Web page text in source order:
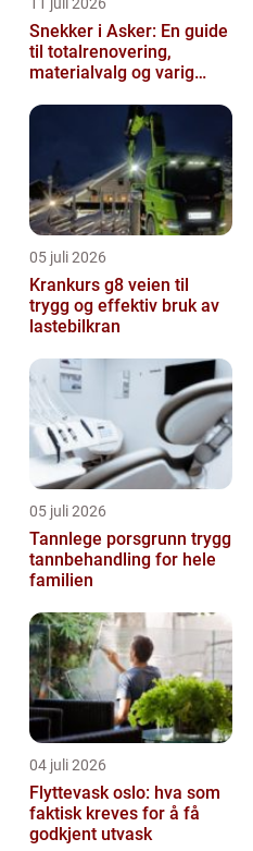
Snekker i Asker: En guide
til totalrenovering,
materialvalg og varig
05 juli 2026
Krankurs g8 veien til
trygg og effektiv bruk av
lastebilkran
05 juli 2026
Tannlege porsgrunn trygg
tannbehandling for hele
familien
04 juli 2026
Flyttevask oslo: hva som
faktisk kreves for å få
godkjent utvask